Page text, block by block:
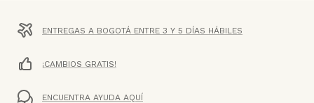
ENTREGAS A BOGOTÁ ENTRE 3 Y 5 DÍAS HÁBILES
¡CAMBIOS GRATIS!
ENCUENTRA AYUDA AQUÍ